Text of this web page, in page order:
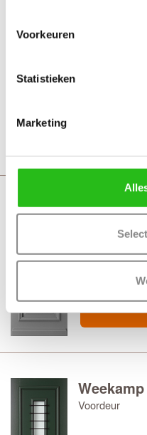
Voorkeuren
Statistieken
Marketing
30 werkdagen
Voordeur